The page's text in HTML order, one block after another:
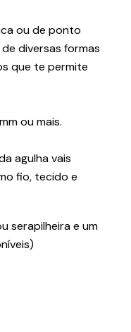
ou de ponto
diversas formas
que te permite
ou mais.
agulha vais
fio, tecido e
serapilheira e um